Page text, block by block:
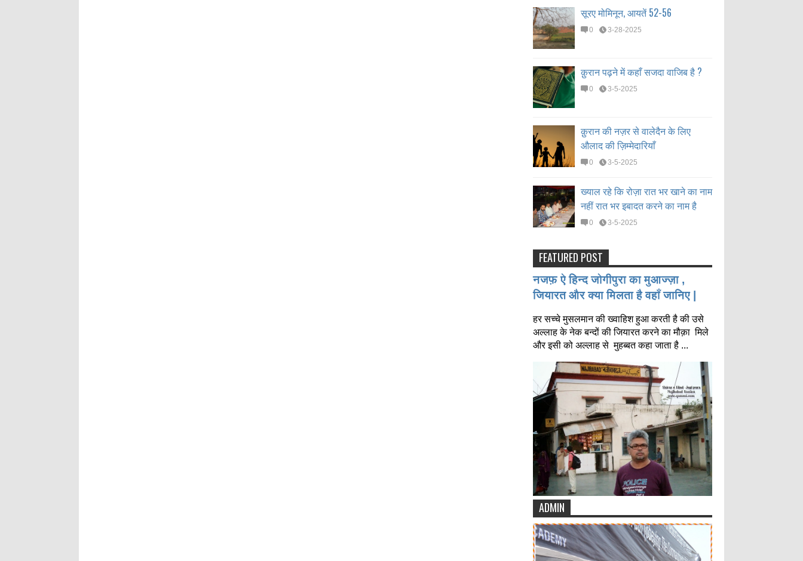
सूरए मोमिनून, आयतें 52-56
0 3-28-2025
क़ुरान पढ़ने में कहाँ सजदा वाजिब है ?
0 3-5-2025
क़ुरान की नज़र से वालेदैन के लिए
औलाद की ज़िम्मेदारियाँ
0 3-5-2025
ख्याल रहे कि रोज़ा रात भर खाने का नाम
नहीं रात भर इबादत करने का नाम है
0 3-5-2025
FEATURED POST
नजफ़ ऐ हिन्द जोगीपुरा का मुआज्ज़ा ,
जियारत और क्या मिलता है वहाँ जानिए |
हर सच्चे मुसलमान की ख्वाहिश हुआ करती है की उसे
अल्लाह के नेक बन्दों की जियारत करने का मौक़ा मिले
और इसी को अल्लाह से मुहब्बत कहा जाता है ...
ADMIN